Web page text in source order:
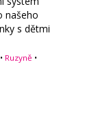
našeho
s dětmi
• Ruzyně •